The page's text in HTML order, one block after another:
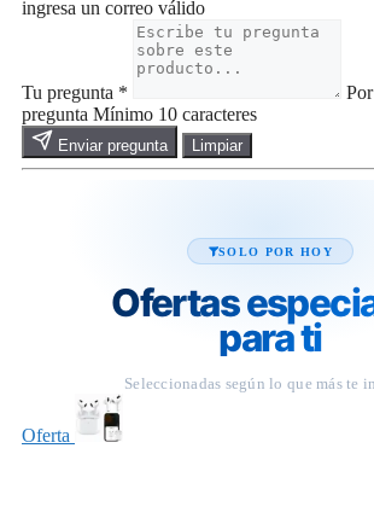
ingresa un correo válido
Tu pregunta *
pregunta Mínimo 10 caracteres
Enviar pregunta Limpiar
SOLO POR HOY
Ofertas
para ti
Seleccionadas según lo que más te
Oferta